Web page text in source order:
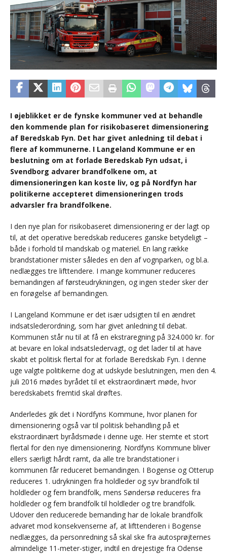
I øjeblikket er de fynske kommuner ved at behandle
den kommende plan for risikobaseret dimensionering
af Beredskab Fyn. Det har givet anledning til debat i
flere af kommunerne. I Langeland Kommune er en
beslutning om at forlade Beredskab Fyn udsat, i
Svendborg advarer brandfolkene om, at
dimensioneringen kan koste liv, og på Nordfyn har
politikerne accepteret dimensioneringen trods
advarsler fra brandfolkene.
I den nye plan for risikobaseret dimensionering er der lagt op
til, at det operative beredskab reduceres ganske betydeligt –
både i forhold til mandskab og materiel. En lang række
brandstationer mister således en den af vognparken, og bl.a.
nedlægges tre lifttendere. I mange kommuner reduceres
bemandingen af førsteudrykningen, og ingen steder sker der
en forøgelse af bemandingen.
I Langeland Kommune er det især udsigten til en ændret
indsatslederordning, som har givet anledning til debat.
Kommunen står nu til at få en ekstraregning på 324.000 kr. for
at bevare en lokal indsatsledervagt, og det lader til at have
skabt et politisk flertal for at forlade Beredskab Fyn. I denne
uge valgte politikerne dog at udskyde beslutningen, men den 4.
juli 2016 mødes byrådet til et ekstraordinært møde, hvor
beredskabets fremtid skal drøftes.
Anderledes gik det i Nordfyns Kommune, hvor planen for
dimensionering også var til politisk behandling på et
ekstraordinært byrådsmøde i denne uge. Her stemte et stort
flertal for den nye dimensionering. Nordfyns Kommune bliver
ellers særligt hårdt ramt, da alle tre brandstationer i
kommunen får reduceret bemandingen. I Bogense og Otterup
reduceres 1. udrykningen fra holdleder og syv brandfolk til
holdleder og fem brandfolk, mens Søndersø reduceres fra
holdleder og fem brandfolk til holdleder og tre brandfolk.
Udover den reducerede bemanding har de lokale brandfolk
advaret mod konsekvenserne af, at lifttenderen i Bogense
nedlægges, da personredning så skal ske fra autosprøjternes
almindelige 11-meter-stiger, indtil en drejestige fra Odense